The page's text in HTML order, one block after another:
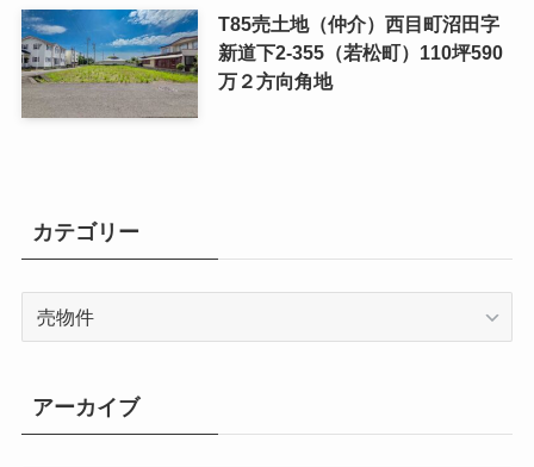
T85売土地（仲介）西目町沼田字
新道下2-355（若松町）110坪590
万２方向角地
カテゴリー
カ
リ
ー
アーカイブ